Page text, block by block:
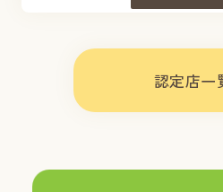
認定店一